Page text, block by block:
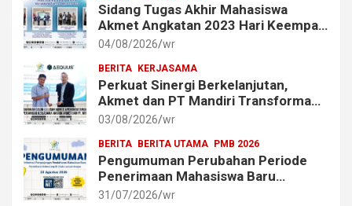
Sidang Tugas Akhir Mahasiswa
Akmet Angkatan 2023 Hari Keempat
dan Kelima Berlangsung Lancar
04/08/2026 wr
BERITA KERJASAMA
Perkuat Sinergi Berkelanjutan,
Akmet dan PT Mandiri Transforma
Global (MTG) Resmi Perpanjang
03/08/2026 wr
BERITA BERITA UTAMA PMB 2026
Pengumuman Perubahan Periode
Penerimaan Mahasiswa Baru
Akademi Metrologi dan
31/07/2026 wr